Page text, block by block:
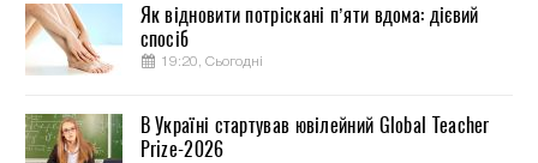
Як відновити потріскані п’яти вдома: дієвий
спосіб
19:20, Сьогодні
В Україні стартував ювілейний Global Teacher
Prize-2026